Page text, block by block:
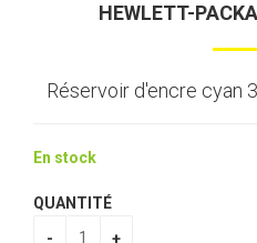
HEWLETT-
Réservoir d'encre cyan
En stock
QUANTITÉ